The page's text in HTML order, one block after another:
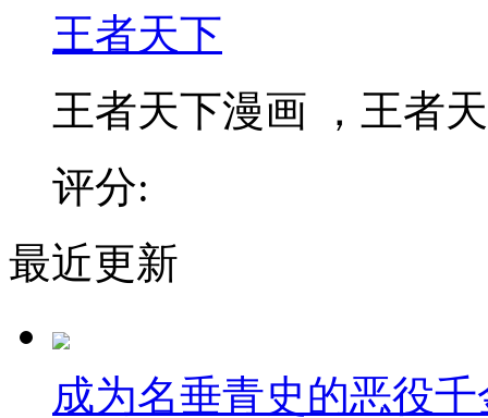
王者天下
王者天下漫画 ，王者
评分:
最近更新
成为名垂青史的恶役